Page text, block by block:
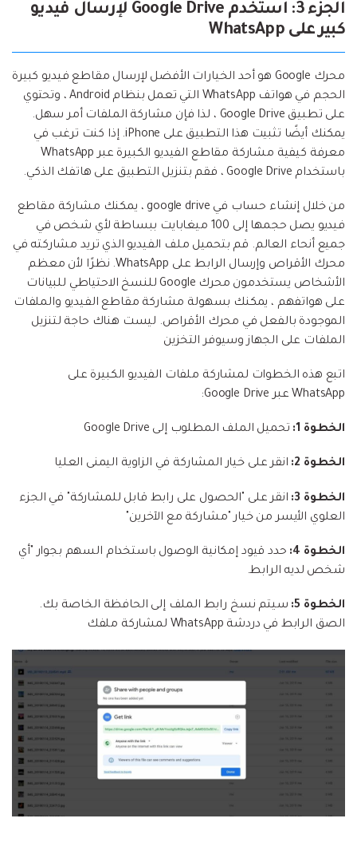
الجزء 3: استخدم Google Drive لإرسال فيديو
كبير على WhatsApp
محرك Google هو أحد الخيارات الأفضل لإرسال مقاطع فيديو كبيرة
الحجم في هواتف WhatsApp التي تعمل بنظام Android ، وتحتوي
على تطبيق Google Drive ، لذا فإن مشاركة الملفات أمر سهل.
يمكنك أيضًا تثبيت هذا التطبيق على iPhone. إذا كنت ترغب في
معرفة كيفية مشاركة مقاطع الفيديو الكبيرة عبر WhatsApp
باستخدام Google Drive ، فقم بتنزيل التطبيق على هاتفك الذكي.
من خلال إنشاء حساب في google drive ، يمكنك مشاركة مقاطع
فيديو يصل حجمها إلى 100 ميغابايت ببساطة لأي شخص في
جميع أنحاء العالم. قم بتحميل ملف الفيديو الذي تريد مشاركته في
محرك الأقراص وإرسال الرابط على WhatsApp. نظرًا لأن معظم
الأشخاص يستخدمون محرك Google للنسخ الاحتياطي للبيانات
على هواتفهم ، يمكنك بسهولة مشاركة مقاطع الفيديو والملفات
الموجودة بالفعل في محرك الأقراص. ليست هناك حاجة لتنزيل
الملفات على الجهاز وسيوفر التخزين
اتبع هذه الخطوات لمشاركة ملفات الفيديو الكبيرة على
WhatsApp عبر Google Drive:
الخطوة 1: تحميل الملف المطلوب إلى Google Drive
الخطوة 2: انقر على خيار المشاركة في الزاوية اليمنى العليا
الخطوة 3:
انقر على "الحصول على رابط قابل للمشاركة" في الجزء
العلوي الأيسر من خيار "مشاركة مع الآخرين"
الخطوة 4:
حدد قيود إمكانية الوصول باستخدام السهم بجوار "أي
شخص لديه الرابط.
الخطوة 5:
سيتم نسخ رابط الملف إلى الحافظة الخاصة بك.
الصق الرابط في دردشة WhatsApp لمشاركة ملفك